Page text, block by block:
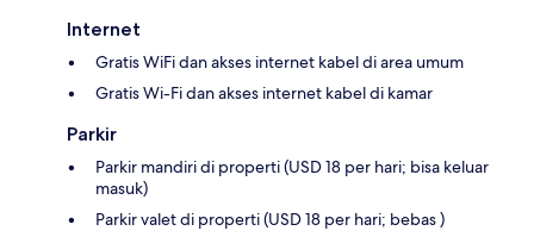
Internet
Gratis WiFi dan akses internet kabel di area umum
Gratis Wi-Fi dan akses internet kabel di kamar
Parkir
Parkir mandiri di properti (USD 18 per hari; bisa keluar
masuk)
Parkir valet di properti (USD 18 per hari; bebas )